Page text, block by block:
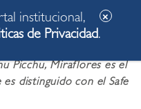
y Turismo
entregó al Alcalde
Picchu, Miraflores es el
distinguido con el Safe
institucional,
de Privacidad.